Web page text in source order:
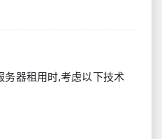
器租用时,考虑以下技术